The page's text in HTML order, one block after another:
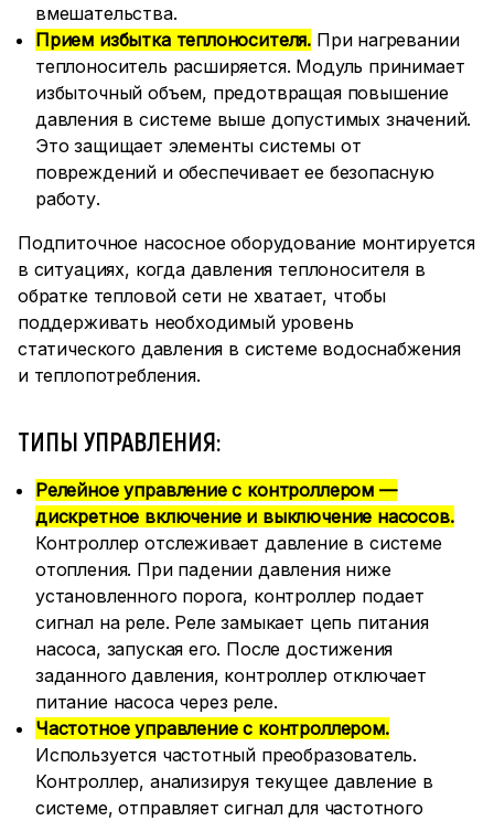
вмешательства.
Прием избытка теплоносителя. При нагревании
теплоноситель расширяется. Модуль принимает
избыточный объем, предотвращая повышение
давления в системе выше допустимых значений.
Это защищает элементы системы от
повреждений и обеспечивает ее безопасную
работу.
Подпиточное насосное оборудование монтируется
в ситуациях, когда давления теплоносителя в
обратке тепловой сети не хватает, чтобы
поддерживать необходимый уровень
статического давления в системе водоснабжения
и теплопотребления.
ТИПЫ УПРАВЛЕНИЯ:
Релейное управление с контроллером —
дискретное включение и выключение насосов.
Контроллер отслеживает давление в системе
отопления. При падении давления ниже
установленного порога, контроллер подает
сигнал на реле. Реле замыкает цепь питания
насоса, запуская его. После достижения
заданного давления, контроллер отключает
питание насоса через реле.
Частотное управление с контроллером.
Используется частотный преобразователь.
Контроллер, анализируя текущее давление в
системе, отправляет сигнал для частотного